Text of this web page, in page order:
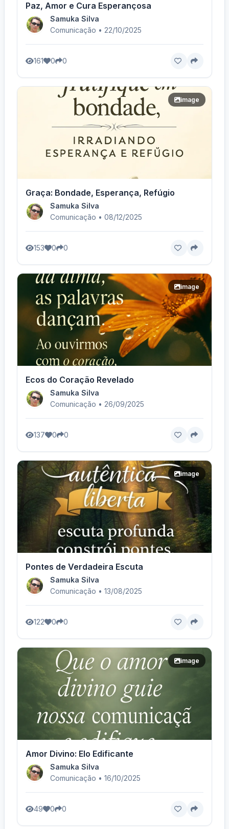
Paz, Amor e Cura Esperançosa
Samuka Silva
Comunicação • 22/10/2025
161 0 0
image
Graça: Bondade, Esperança, Refúgio
Samuka Silva
Comunicação • 08/12/2025
153 0 0
image
Ecos do Coração Revelado
Samuka Silva
Comunicação • 26/09/2025
137 0 0
image
Pontes de Verdadeira Escuta
Samuka Silva
Comunicação • 13/08/2025
122 0 0
image
Amor Divino: Elo Edificante
Samuka Silva
Comunicação • 16/10/2025
49 0 0